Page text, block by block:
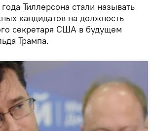
Тиллерсона стали называть
кандидатов на должность
секретаря США в будущем
Трампа.